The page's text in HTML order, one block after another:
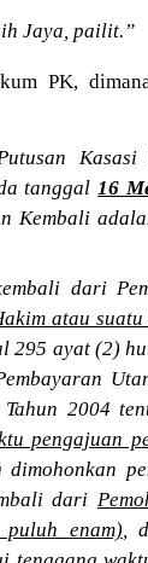
Jaya, pailit.”
PK,
tanggal16
Kembali
dari
atau
295 ayat (2)
2004
pengajuan
dari
enam),